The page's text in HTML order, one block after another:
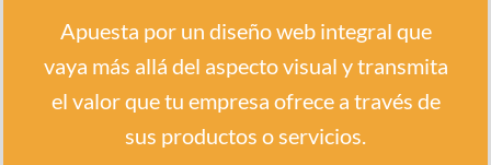
Apuesta por un diseño web integral que
vaya más allá del aspecto visual y transmita
el valor que tu empresa ofrece a través de
sus productos o servicios.